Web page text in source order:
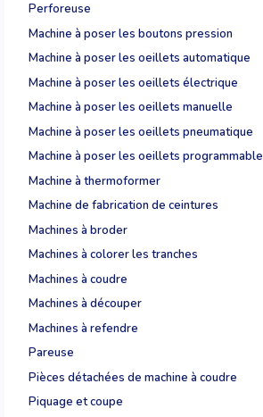
Perforeuse
Machine à poser les boutons pression
Machine à poser les oeillets automatique
Machine à poser les oeillets électrique
Machine à poser les oeillets manuelle
Machine à poser les oeillets pneumatique
Machine à poser les oeillets programmable
Machine à thermoformer
Machine de fabrication de ceintures
Machines à broder
Machines à colorer les tranches
Machines à coudre
Machines à découper
Machines à refendre
Pareuse
Pièces détachées de machine à coudre
Piquage et coupe